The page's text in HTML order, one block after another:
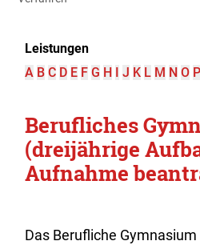
Leistungen
A B C D E F G H I J K L M N O P
Berufliches
(dreijährige
Aufnahme
Das Berufliche